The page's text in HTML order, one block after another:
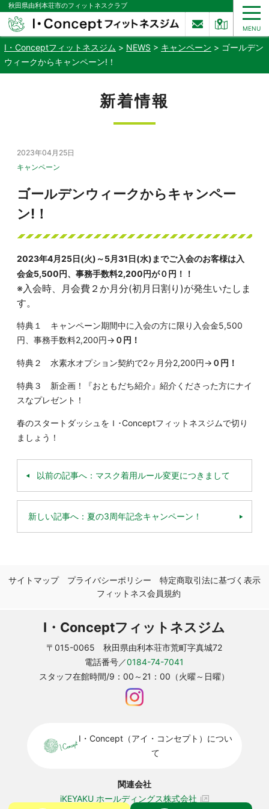
秋田県由利本荘市のフィットネスクラブ
MENU
I・Conceptフィットネスジム > NEWS > キャンペーン > ゴールデン
ウィークからキャンペーン!！
新着情報
2023年04月25日
キャンペーン
ゴールデンウィークからキャンペー
ン!！
2023年4月25日(火)～5月31日(水)までご入会のお客様は入
会金5,500円、事務手数料2,200円が０円！！
※入会時、月会費２か月分(初月日割り)が発生いたしま
す。
特典１ キャンペーン期間中に入会の方に限り入会金5,500
円、事務手数料2,200円→ ０円！
特典２ 水素水オプション契約で2ヶ月分2,200円→ ０円！
特典３ 新企画！『おともだち紹介』紹介くださった方にナイ
スなプレゼント！
春のスタートダッシュをＩ･Conceptフィットネスジムで切り
ましょう！
以前の記事へ：マスク着用ルール変更につきまして
新しい記事へ：夏の3周年記念キャンペーン！
サイトマップ プライバシーポリシー
特定商取引法に基づく表示
フィットネス会員規約
I・Conceptフィットネスジム
〒015-0065 秋田県由利本荘市荒町字真城72
電話番号／0184-74-7041
スタッフ在館時間/9：00～21：00（火曜～日曜）
I・Concept（アイ・コンセプト）につい
て
関連会社
iKEYAKU ホールディングス株式会社